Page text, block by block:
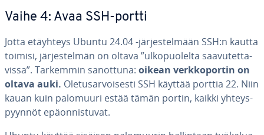
Vaihe 4: Avaa SSH-portti
Jotta etäyhteys Ubuntu 24.04 -jär­jes­tel­mään SSH:n kautta
toimisi, jär­jes­tel­män on oltava ”ul­ko­puo­lel­ta saa­vu­tet­ta­
vis­sa”. Tarkemmin sanottuna: oikean verk­ko­por­tin on
oltava auki. Ole­tusar­voi­ses­ti SSH käyttää porttia 22. Niin
kauan kuin palomuuri estää tämän portin, kaikki yh­teys­
pyyn­nöt epä­on­nis­tu­vat.